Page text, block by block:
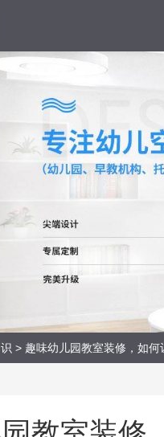
> 趣味幼儿园教室装修，如何